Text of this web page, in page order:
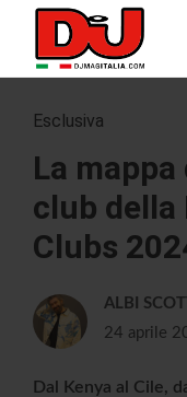
Esclusiva
La
club della
Clubs
ALBI
24 aprile
Dal Kenya al Cile,